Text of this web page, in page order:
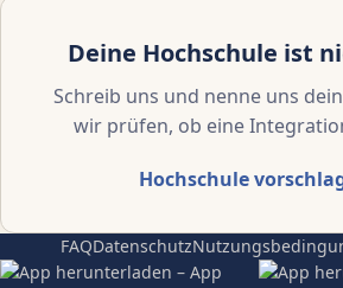
Deine Hochschule ist
Schreib uns und nenne uns
wir prüfen, ob eine
Hochschule
FAQDatenschutz